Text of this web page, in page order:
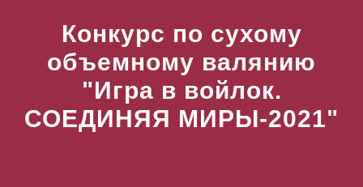
Конкурс по сухому
объемному валянию
"Игра в войлок.
СОЕДИНЯЯ МИРЫ-2021"